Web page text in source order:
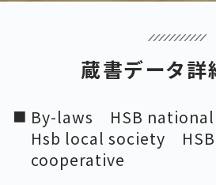
蔵書データ詳
By-laws HSB
Hsb local society
cooperative